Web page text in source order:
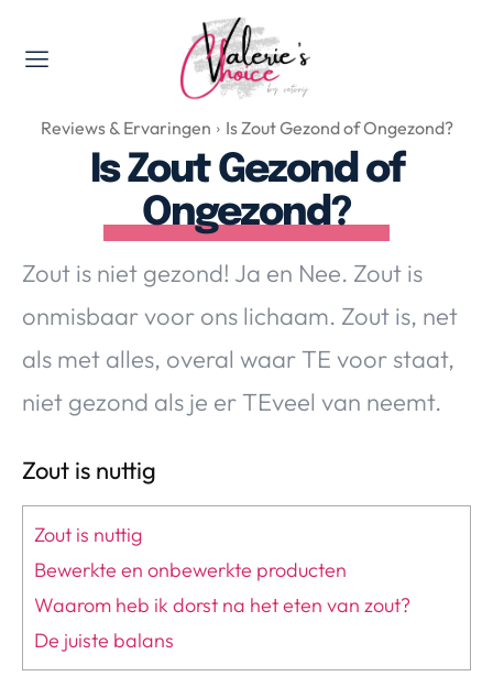
Valerie's Topics
Travel & Culture
Food & Drinks
Happyness & Opmerkelijk
Lifestyle, Sport & Duurzaamheid
Gadgets & Tech
Top 5 van Valerie
Health & Beauty
Nieuws & Media
Over Valerie
De Top 5
Contact
Reviews & Ervaringen Is Zout Gezond of Ongezond?
Is Zout Gezond of
Ongezond?
Zout is niet gezond! Ja en Nee. Zout is
onmisbaar voor ons lichaam. Zout is, net
als met alles, overal waar TE voor staat,
niet gezond als je er TEveel van neemt.
Zout is nuttig
Zout is nuttig
Bewerkte en onbewerkte producten
Waarom heb ik dorst na het eten van zout?
De juiste balans